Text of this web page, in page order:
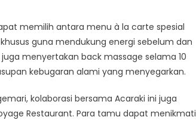
memilih antara menu à la carte spesial
guna mendukung energi sebelum dan
menyertakan back massage selama 10
kebugaran alami yang menyegarkan.
kolaborasi bersama Acaraki ini juga
Restaurant. Para tamu dapat menikmati